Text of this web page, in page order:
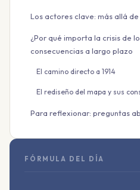
Los actores clave: más allá
¿Por qué importa la crisis de
consecuencias a largo plazo
El camino directo a 1914
El rediseño del mapa y sus
Para reflexionar: preguntas
FÓRMULA DEL DÍA